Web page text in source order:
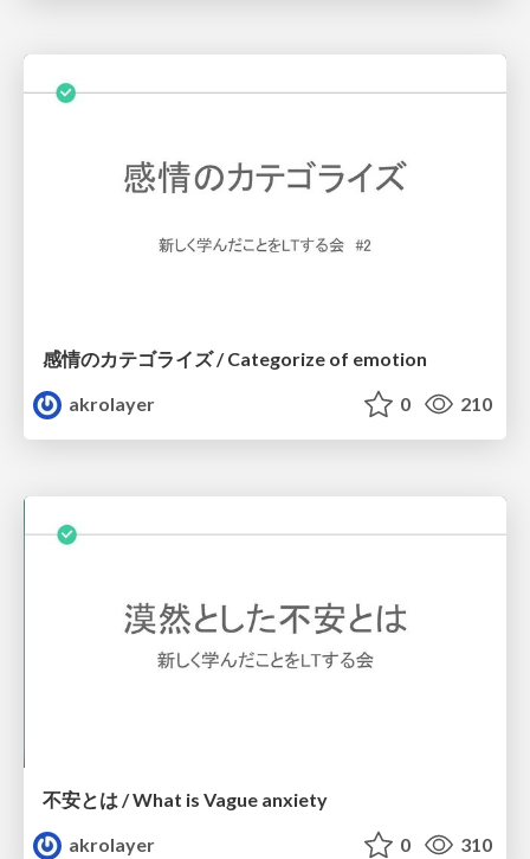
感情のカテゴライズ / Categorize of emotion
akrolayer
0 210
不安とは / What is Vague anxiety
akrolayer
0 310